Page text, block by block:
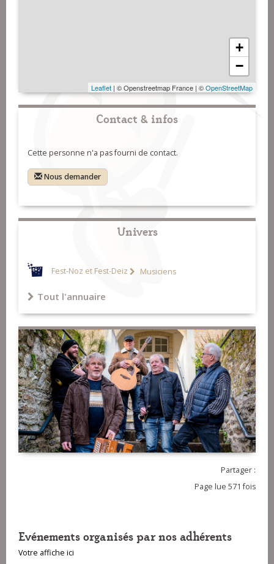
+
−
Leaflet | © Openstreetmap France | ©OpenStreetMap
Contact & infos
Cette personne n'a pas fourni de contact.
Nous demander
Univers
Fest-Noz et Fest-Deiz Musiciens
Tout l'annuaire
Partager :
Page lue 571 fois
Evénements organisés par nos adhérents
Votre affiche ici